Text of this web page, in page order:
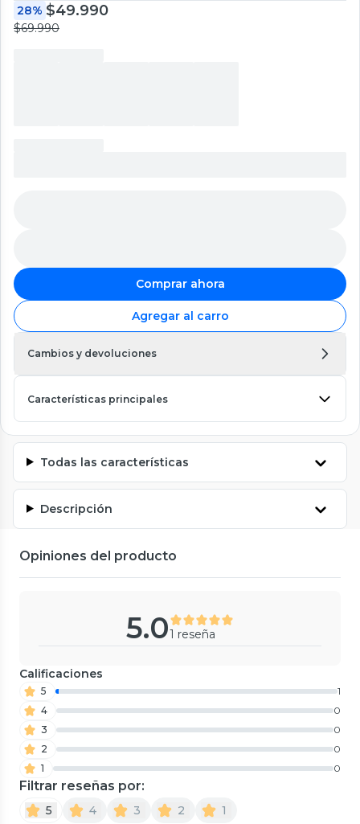
28% $49.990
$69.990
Comprar ahora
Agregar al carro
Cambios y devoluciones
Características principales
Todas las características
Descripción
Opiniones del producto
5.01 reseña
Calificaciones
5
1
4
0
3
0
2
0
1
0
Filtrar reseñas por:
5 4 3 2 1